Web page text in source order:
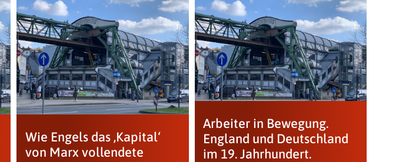
Wie Engels das ‚Kapital‘
von Marx vollendete
Arbeiter in Bewegung.
England und Deutschland
im 19. Jahrhundert.